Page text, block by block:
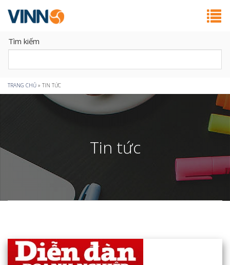
Tìm kiếm
Bạn
đang
ở
đây
TRANG CHỦ » TIN TỨC
Tin tức